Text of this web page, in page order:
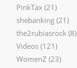
PinkTax(21)
shebanking(21)
the2rubiasrock(8)
Videos(121)
WomenZ (23)